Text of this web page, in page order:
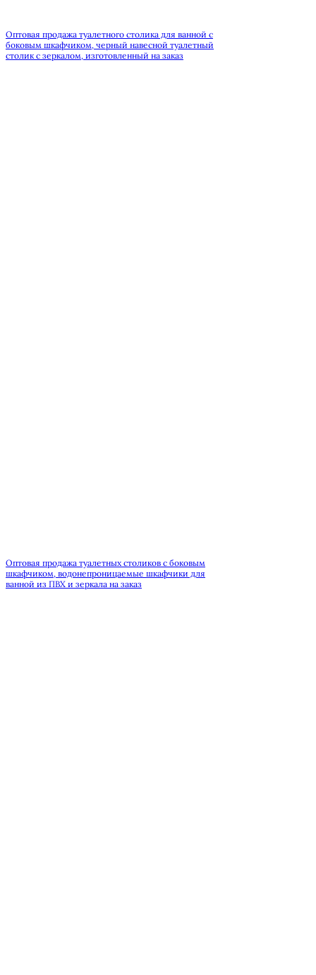
Оптовая продажа туалетного столика для ванной с
боковым шкафчиком, черный навесной туалетный
столик с зеркалом, изготовленный на заказ
Оптовая продажа туалетных столиков с боковым
шкафчиком, водонепроницаемые шкафчики для
ванной из ПВХ и зеркала на заказ